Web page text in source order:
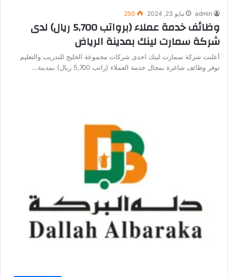
admin مايو 23, 2024 250
وظائف خدمة عملاء (برواتب 5,700 ريال) لدى
شركة سمارت لينك بمدينة الرياض
أعلنت شركة سمارت لينك احدى شركات مجموعة الخليج للتدريب والتعليم
توفر وظائف شاغرة بمجال خدمة العملاء (راتب 5,700 ريال) بمدينة…